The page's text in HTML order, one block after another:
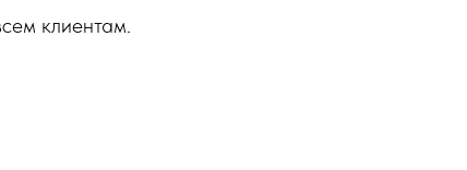
клиентам.